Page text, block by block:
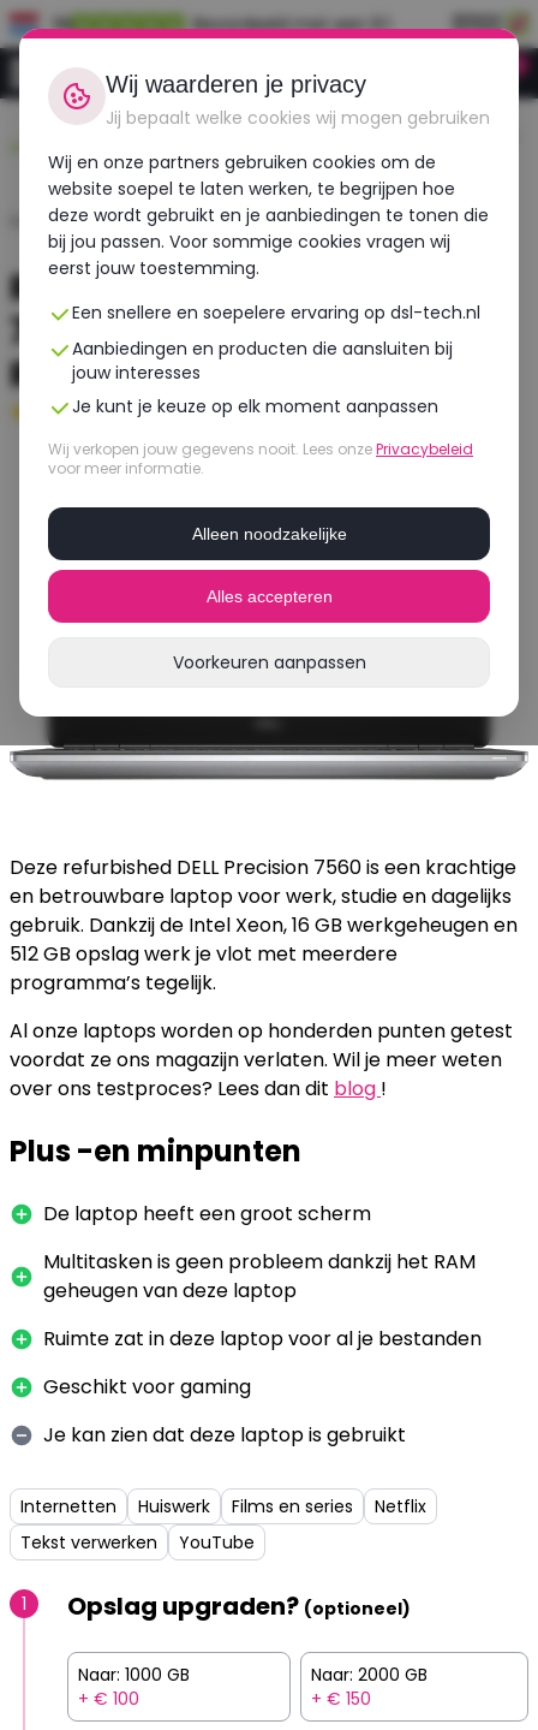
NL Beoordeeld met een 9.1
Duurzaam,
refurbished
morgen in huis!
dan 30 punten!
Home›Laptops›Dell›Precision 7560
Refurbished DELL Precision
7560 | Intel Xeon | NVIDIA
RTX A3000
Goed - 16 GB RAM - 512 GB SSD
Deze refurbished DELL Precision 7560 is een krachtige
en betrouwbare laptop voor werk, studie en dagelijks
gebruik. Dankzij de Intel Xeon, 16 GB werkgeheugen en
512 GB opslag werk je vlot met meerdere
programma’s tegelijk.
Al onze laptops worden op honderden punten getest
voordat ze ons magazijn verlaten. Wil je meer weten
over ons testproces? Lees dan dit blog !
Plus -en minpunten
De laptop heeft een groot scherm
Multitasken is geen probleem dankzij het RAM
geheugen van deze laptop
Ruimte zat in deze laptop voor al je bestanden
Geschikt voor gaming
Je kan zien dat deze laptop is gebruikt
Internetten Huiswerk Films en series
Netflix
Tekst verwerken
YouTube
1 Opslag upgraden? (optioneel)
Naar: 1000 GB
+ € 100
Naar: 2000 GB
+ € 150
Wij waarderen je privacy
Jij bepaalt welke cookies wij mogen gebruiken
Wij en onze partners gebruiken cookies om de
website soepel te laten werken, te begrijpen hoe
deze wordt gebruikt en je aanbiedingen te tonen die
bij jou passen. Voor sommige cookies vragen wij
eerst jouw toestemming.
Een snellere en soepelere ervaring op dsl-tech.nl
Aanbiedingen en producten die aansluiten bij
jouw interesses
Je kunt je keuze op elk moment aanpassen
Wij verkopen jouw gegevens nooit. Lees onzePrivacybeleid
voor meer informatie.
Alleen noodzakelijke
Alles accepteren
Voorkeuren aanpassen